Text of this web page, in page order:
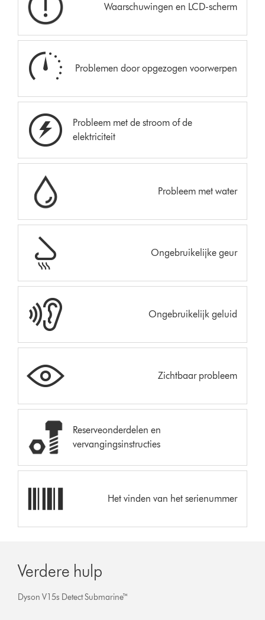
Waarschuwingen en LCD-scherm
Problemen door opgezogen voorwerpen
Probleem met de stroom of de
elektriciteit
Probleem met water
Ongebruikelijke geur
Ongebruikelijk geluid
Zichtbaar probleem
Reserveonderdelen en
vervangingsinstructies
Het vinden van het serienummer
Verdere hulp
Dyson V15s Detect Submarine™